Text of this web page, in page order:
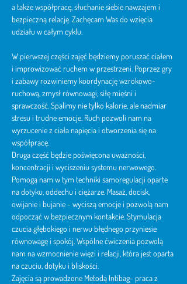
a także współpracę, słuchanie siebie nawzajem i
bezpieczną relację. Zachęcam Was do wzięcia
udziału w całym cyklu.
W pierwszej części zajęć będziemy poruszać ciałem
i improwizować ruchem w przestrzeni. Poprzez gry
i zabawy rozwiniemy koordynację wzrokowo-
ruchową, zmysł równowagi, siłę mięśni i
sprawczość. Spalimy nie tylko kalorie, ale nadmiar
stresu i trudne emocje. Ruch pozwoli nam na
wyrzucenie z ciała napięcia i otworzenia się na
współpracę.
Druga część będzie poświęcona uważności,
koncentracji i wyciszeniu systemu nerwowego.
Pomogą nam w tym techniki samoregulacji oparte
na dotyku, oddechu i ciężarze. Masaż, docisk,
owijanie i bujanie - wyciszą emocje i pozwolą nam
odpocząć w bezpiecznym kontakcie. Stymulacja
czucia głębokiego i nerwu błędnego przyniesie
równowagę i spokój. Wspólne ćwiczenia pozwolą
nam na wzmocnienie więzi i relacji, która jest oparta
na czuciu, dotyku i bliskości.
Zajęcia są prowadzone Metodą Intibag- praca z